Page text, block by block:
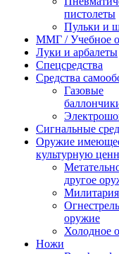
пистолеты
Пульки и
ММГ / Учебное
Луки и арбалеты
Спецсредства
Средства
Газовые
Сигнальные
Оружие
культурную
другое
Милитария
оружие
Холодное
Ножи